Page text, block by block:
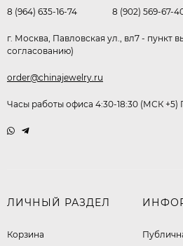
8 (964) 635-16-74 8 (902) 569-67-
г. Москва, Павловская ул., вл7 - пункт
согласованию)
order@chinajewelry.ru
Часы работы офиса 4:30-18:30 (МСК +5)
ЛИЧНЫЙ РАЗДЕЛ
Корзина